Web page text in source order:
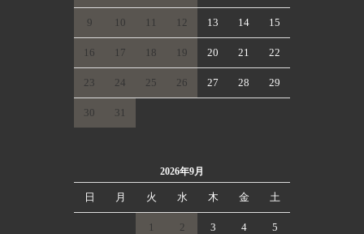
9 10 11 12 13 14 15
16 17 18 19 20 21 22
23 24 25 26 27 28 29
30 31
2026年9月
日 月 火 水 木 金 土
1 2 3 4 5